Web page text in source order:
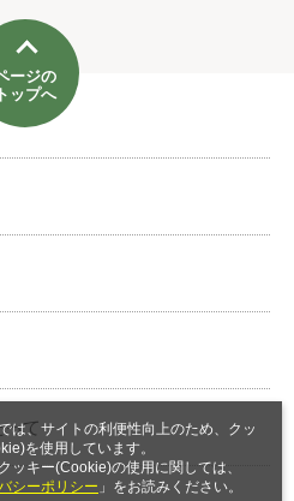
は、サイトの利便性向上のため、クッ
を使用しています。
ッキー(Cookie)の使用に関しては、
シーポリシー 」をお読みください。
ージの
トップへ
て